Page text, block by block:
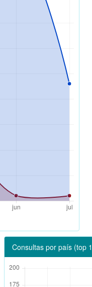
Consultas por país (top